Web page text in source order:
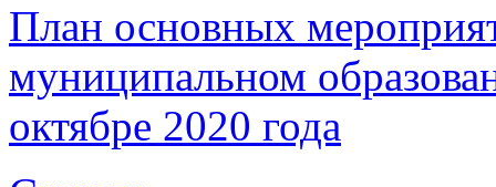
План основных
муниципальном
октябре 2020 года